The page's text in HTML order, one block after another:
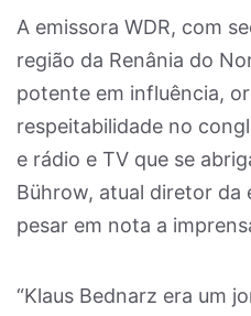
A emissora WDR, com
região da Renânia do
potente em influência,
respeitabilidade no
e rádio e TV que se
Bührow, atual diretor da
pesar em nota a
“Klaus Bednarz era um